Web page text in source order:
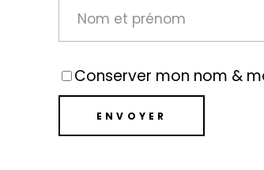
Conserver mon nom &